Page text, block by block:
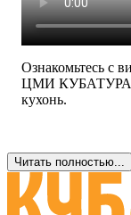
Ознакомьтесь с
ЦМИ КУБАТУРА,
кухонь.
Читать полностью...